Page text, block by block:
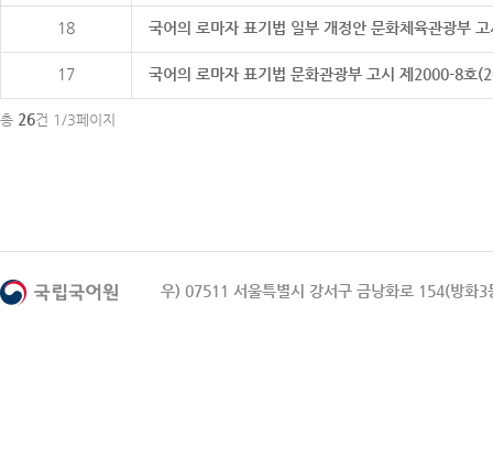
18 국어의 로마자 표기법 일부 개정안 문화체육관광부
17 국어의 로마자 표기법 문화관광부 고시 제2000-8호
총 26건 1/3페이지
우) 07511 서울특별시 강서구 금낭화로 154(방화3